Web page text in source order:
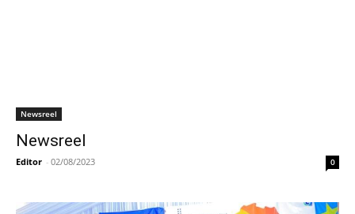
Newsreel
Newsreel
Editor - 02/08/2023 0